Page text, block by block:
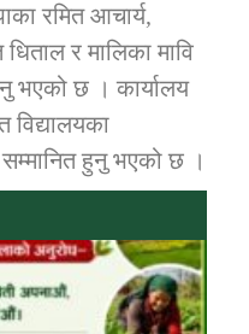
सन्देश
हिंसा
रमित आचार्य,
र मालिका मावि
भएको छ । कार्यालय
विद्यालयका
सम्मानित हुनु भएको छ ।